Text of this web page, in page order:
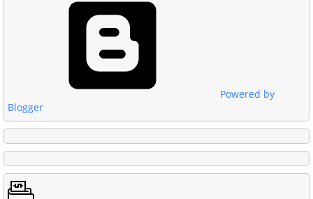
Powered by
Blogger